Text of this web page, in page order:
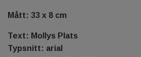
Mått: 33 x 8 cm
Text: Mollys Plats️
Typsnitt: arial